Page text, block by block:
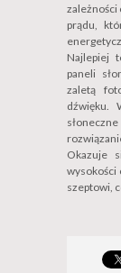
zależności
prądu,
Najlepiej
paneli
zaletą
dźwięku.
Okazuje
wysokości
szeptowi,